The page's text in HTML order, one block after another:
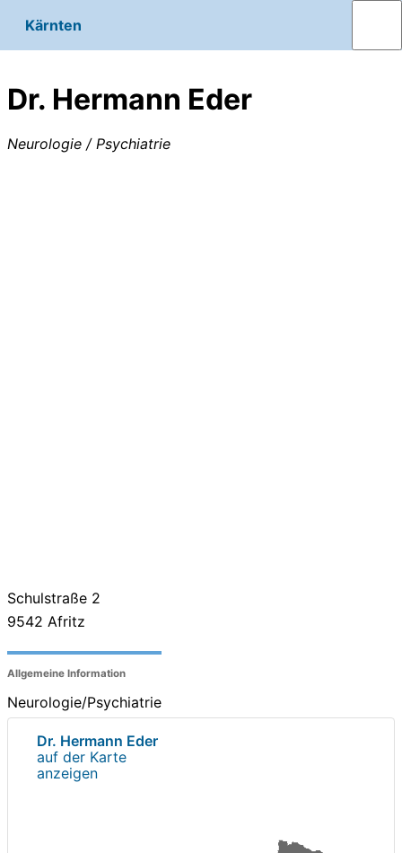
Kärnten
Dr. Hermann Eder
Neurologie / Psychiatrie
Schulstraße 2
9542 Afritz
Allgemeine Information
Neurologie/Psychiatrie
Dr. Hermann Eder
auf der Karte
anzeigen